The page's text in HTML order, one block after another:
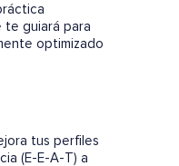
guiará para
optimizado
tus perfiles
(E-E-A-T) a